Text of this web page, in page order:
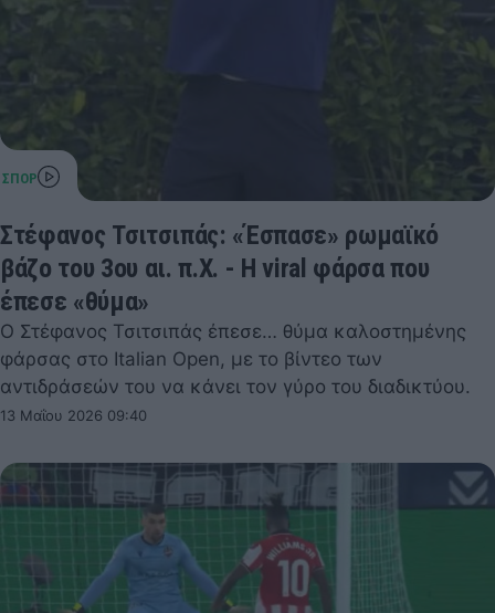
Στέφανος Τσιτσιπάς: «Έσπασε» ρωμαϊκό
βάζο του 3ου αι. π.Χ. - Η viral φάρσα που
έπεσε «θύμα»
Ο Στέφανος Τσιτσιπάς έπεσε… θύμα καλοστημένης
φάρσας στο Italian Open, με το βίντεο των
αντιδράσεών του να κάνει τον γύρο του διαδικτύου.
13 Μαΐου 2026 09:40